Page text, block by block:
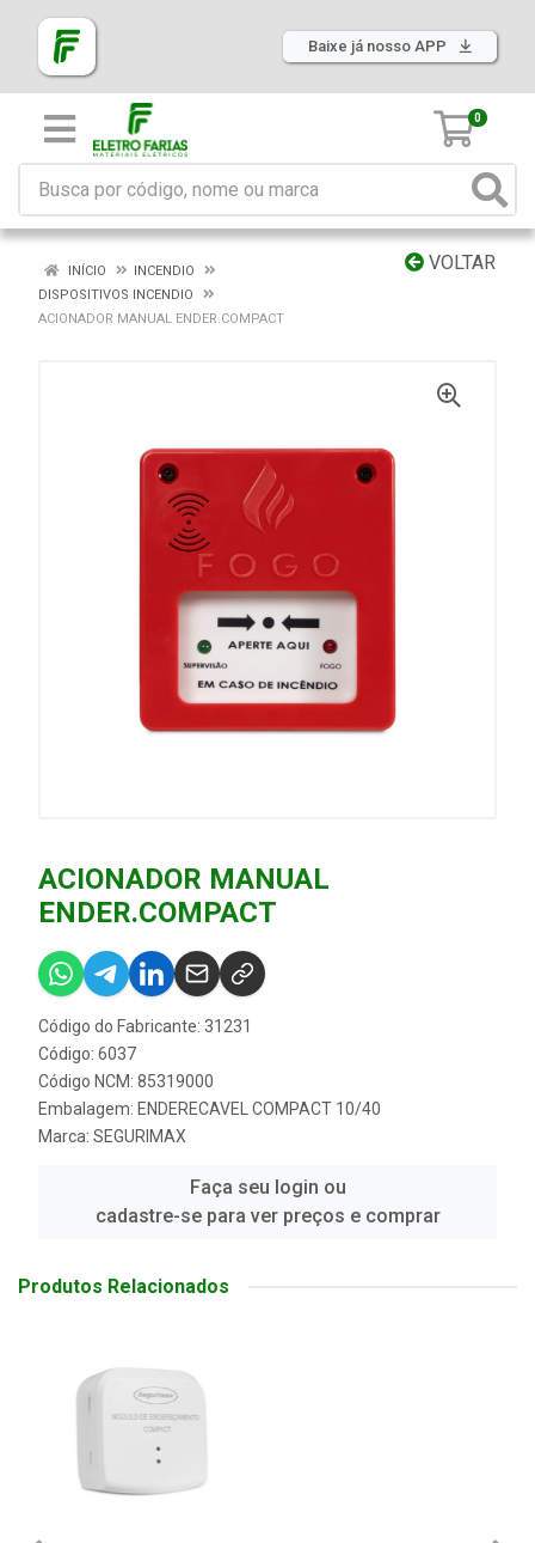
Baixe já nosso APP
0
VOLTAR
INÍCIO
INCENDIO
DISPOSITIVOS INCENDIO
ACIONADOR MANUAL ENDER.COMPACT
ACIONADOR MANUAL
ENDER.COMPACT
Código do Fabricante: 31231
Código: 6037
Código NCM: 85319000
Embalagem: ENDERECAVEL COMPACT 10/40
Marca: SEGURIMAX
Faça seu login ou
cadastre-se para ver preços e comprar
Produtos Relacionados